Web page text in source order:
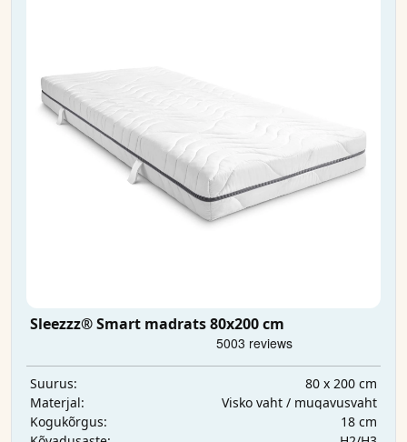
Sleezzz® Smart madrats 80x200 cm
Suurus:
80 x 200 cm
Materjal:
Visko vaht / mugavusvaht
Kogukõrgus:
18 cm